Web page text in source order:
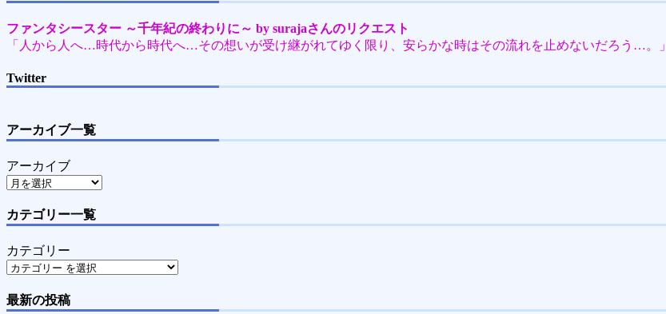
ファンタシースター ～千年紀の終わりに～ by surajaさんのリクエスト
「人から人へ…時代から時代へ…その想いが受け継がれてゆく限り、安らかな時はその流れを止めないだろう…。」
Twitter
アーカイブ一覧
アーカイブ
カテゴリー一覧
カテゴリー
最新の投稿